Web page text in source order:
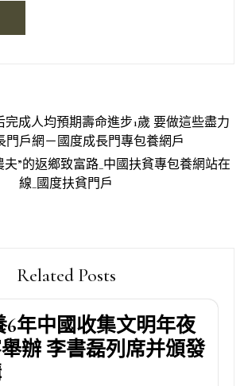
完成人均預期壽命進步1歲 要做這些盡力
門戶網－國度成長門專包養網戶
夫”的返鄉致富路_中國扶貧專包養網站在
線_國度扶貧門戶
Related Posts
6年中國收集文明年夜
辦 李書磊列席并頒發